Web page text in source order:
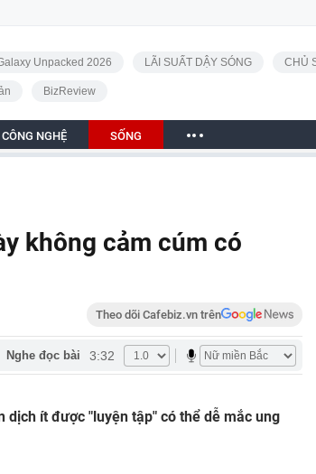
Unpacked 2026 LÃI SUẤT DẬY SÓNG CHỦ
BizReview
CÔNG NGHỆ SỐNG
không cảm cúm có
Theo dõi Cafebiz.vn trên
Nghe đọc bài 3:32
ít được "luyện tập" có thể dễ mắc ung